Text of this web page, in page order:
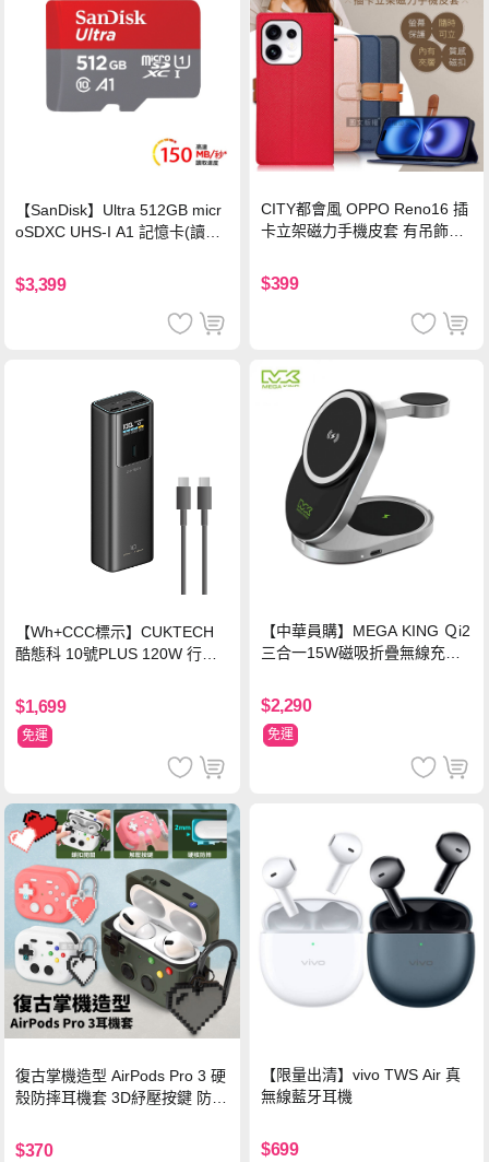
【SanDisk】Ultra 512GB micr
oSDXC UHS-I A1 記憶卡(讀取
$3,399
CITY都會風 OPPO Reno16 插
卡立架磁力手機皮套 有吊飾孔
$399
【Wh+CCC標示】CUKTECH
酷態科 10號PLUS 120W 行動
色
$1,699
免運
【中華員購】MEGA KING Ｑi2
三合一15W磁吸折疊無線充電
$2,290
免運
復古掌機造型 AirPods Pro 3 硬
殼防摔耳機套 3D紓壓按鍵 防開
$370
【限量出清】vivo TWS Air 真
無線藍牙耳機
$699